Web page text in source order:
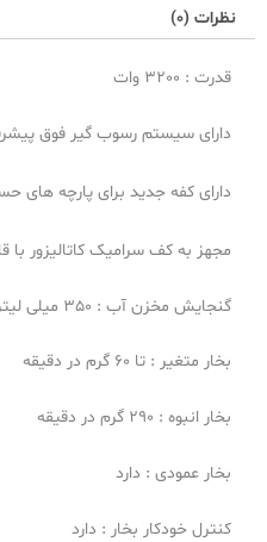
نظرات (0)
قدرت : 3200 وات
دارای سیستم رسوب گیر فوق
دارای کفه جدید برای پارچه های
مجهز به کف سرامیک کاتالیزور با
گنجايش مخزن آب : 350 ميلى لیتر
بخار متغير : تا 60 گرم در دقيقه
بخار انبوه : 290 گرم در دقيقه
بخار عمودى : دارد
کنترل خودکار بخار : دارد